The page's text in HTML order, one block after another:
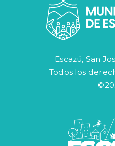
Escazú, San
Todos los